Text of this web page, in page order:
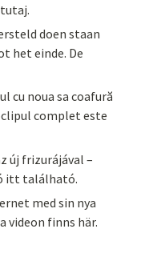
doen staan
het einde. De
cu noua sa coafură
complet este
új frizurájával –
itt található.
med sin nya
finns här.